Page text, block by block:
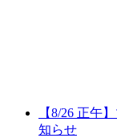
【8/26 正午
知らせ